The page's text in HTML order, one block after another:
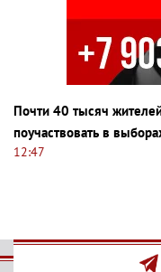
Почти 40 тысяч
поучаствовать в
12:47